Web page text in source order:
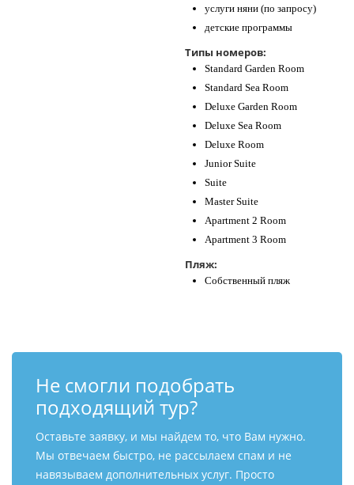
услуги няни (по запросу)
детские программы
Типы номеров:
Standard Garden Room
Standard Sea Room
Deluxe Garden Room
Deluxe Sea Room
Deluxe Room
Junior Suite
Suite
Master Suite
Apartment 2 Room
Apartment 3 Room
Пляж:
Собственный пляж
Не смогли подобрать
подходящий тур?
Оставьте заявку, и мы найдем то, что Вам нужно.
Мы отвечаем быстро, не рассылаем спам и не
навязываем дополнительных услуг. Просто